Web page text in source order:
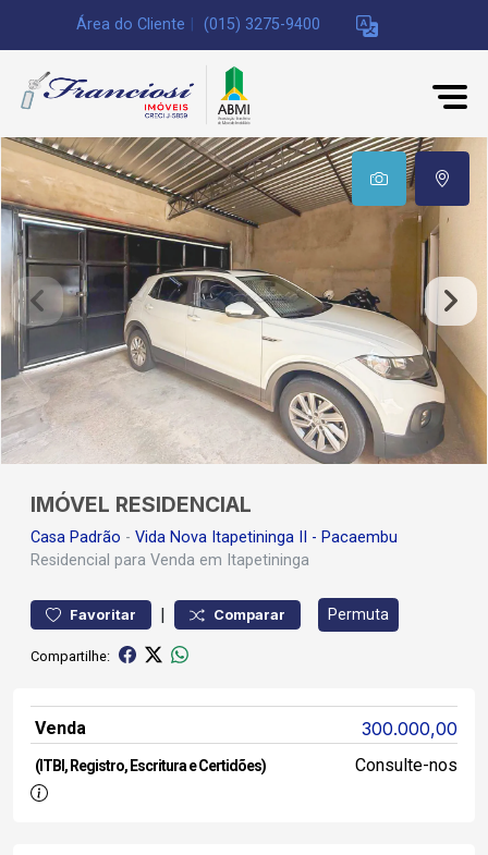
Área do Cliente (015) 3275-9400
IMÓVEL RESIDENCIAL
Casa Padrão - Vida Nova Itapetininga II - Pacaembu
Residencial para Venda em Itapetininga
Favoritar | Comparar Permuta
Compartilhe:
Venda 300.000,00
(ITBI, Registro, Escritura e Certidões) Consulte-nos